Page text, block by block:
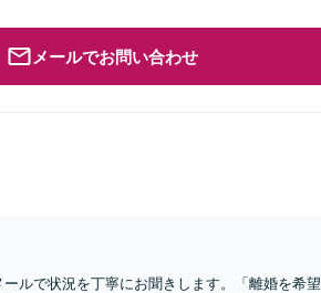
メールでお問い合わせ
ルで状況を丁寧にお聞きします。「離婚を希望